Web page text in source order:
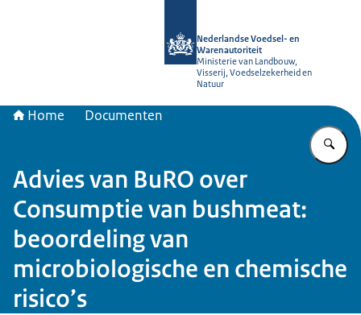
Nederlandse Voedsel- en
Warenautoriteit
Ministerie van Landbouw,
Visserij, Voedselzekerheid en
Natuur
Home Documenten
Advies van BuRO over
Consumptie van bushmeat:
beoordeling van
microbiologische en chemische
risico’s